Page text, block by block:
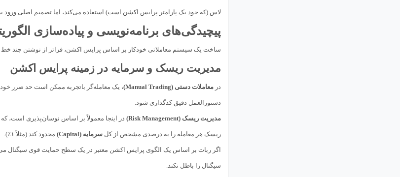
لاس (که خود یک پارامتر پرایس اکشن است) استفاده می‌کند، اما تصمیم اصلی
پیچیدگی‌های برنامه‌نویسی و پیاده‌سازی
ساخت یک سیستم معاملاتی خودکار بر اساس پرایس اکشن، فراتر از نوشتن چند
مدیریت ریسک و سرمایه در زمینه پرایس اکشن
درمعاملات دستی (Manual Trading) ، یک معامله‌گر باتجربه ممکن است حد ضرر
دستورالعمل دقیق کدگذاری شود.
مدیریت ریسک (Risk Management) در اینجا معمولاً بر اساس نوسان‌پذیری است،
ریسک هر معامله را به درصدی مشخص از کلسرمایه (Capital) محدود کند (مثلاً ۱٪).
سیگنال را باطل نکند.